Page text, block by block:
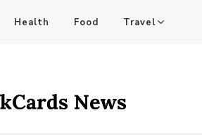
Health Food Travel